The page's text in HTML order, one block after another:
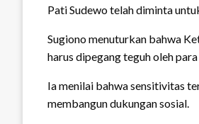
Pati Sudewo telah diminta
Sugiono menuturkan bahwa
harus dipegang teguh oleh
Ia menilai bahwa sensitivitas
membangun dukungan sosial.